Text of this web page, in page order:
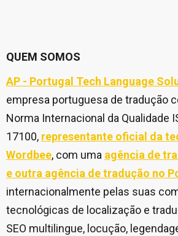
QUEM SOMOS
AP - Portugal Tech Language
empresa portuguesa de tradução
Norma Internacional da Qualidade
17100, representante oficial da
Wordbee, com uma agência de
e outra agência de tradução no
internacionalmente pelas suas
tecnológicas de localização e
SEO multilingue, locução,